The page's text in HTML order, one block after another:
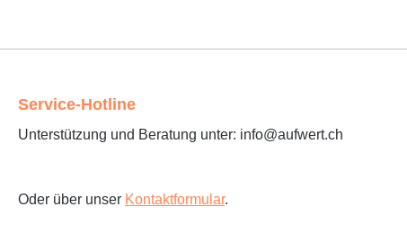
Service-Hotline
Unterstützung und Beratung unter: info@aufwert.ch
Oder über unser Kontaktformular.